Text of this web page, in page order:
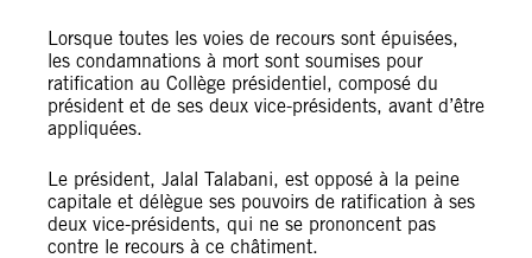
Lorsque toutes les voies de recours sont épuisées,
les condamnations à mort sont soumises pour
ratification au Collège présidentiel, composé du
président et de ses deux vice-présidents, avant d’être
appliquées.
Le président, Jalal Talabani, est opposé à la peine
capitale et délègue ses pouvoirs de ratification à ses
deux vice-présidents, qui ne se prononcent pas
contre le recours à ce châtiment.